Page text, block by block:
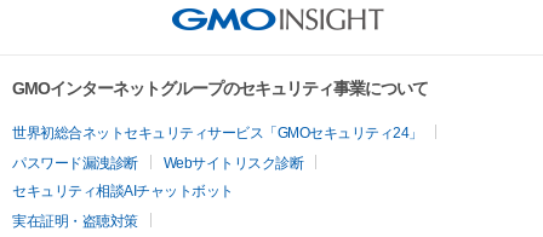
GMOインターネットグループのセキュリティ事業について
世界初総合ネットセキュリティサービス「GMOセキュリティ24」
パスワード漏洩診断
Webサイトリスク診断
セキュリティ相談AIチャットボット
実在証明・盗聴対策